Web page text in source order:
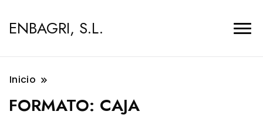
ENBAGRI, S.L.
Inicio
FORMATO: CAJA